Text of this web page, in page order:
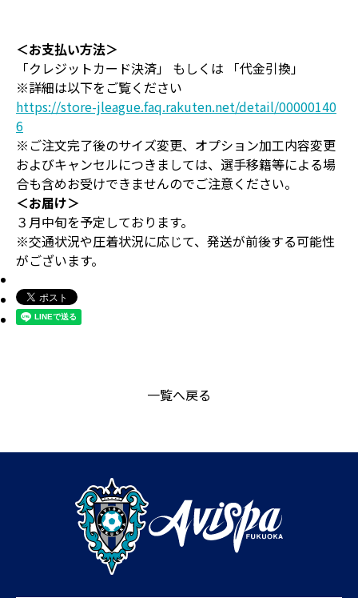
＜お支払い方法＞
「クレジットカード決済」 もしくは 「代金引換」
※詳細は以下をご覧ください
https://store-jleague.faq.rakuten.net/detail/00000140
6
※ご注文完了後のサイズ変更、オプション加工内容変更
およびキャンセルにつきましては、選手移籍等による場
合も含めお受けできませんのでご注意ください。
＜お届け＞
３月中旬を予定しております。
※交通状況や圧着状況に応じて、発送が前後する可能性
がございます。
一覧へ戻る